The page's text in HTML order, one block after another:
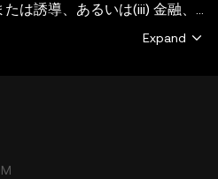
は誘導、あるいは(iii) 金融、
アドバイスを提供するものでは
ください。OKX Web3 ウォ
ラットフォームを見つけ、や
Expand